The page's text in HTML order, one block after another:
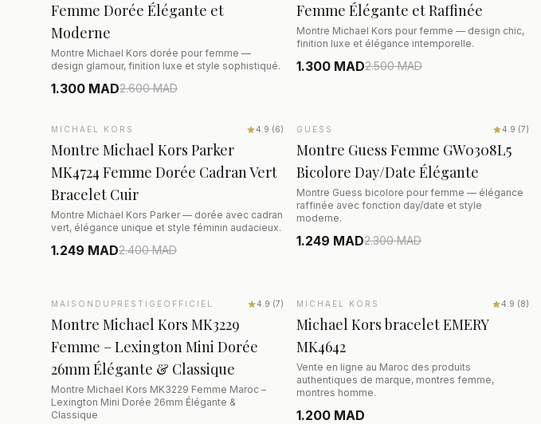
Femme Dorée Élégante et
Moderne
Montre Michael Kors dorée pour femme —
design glamour, finition luxe et style sophistiqué.
1.300 MAD2.600MAD
Femme Élégante et Raffinée
Montre Michael Kors pour femme — design chic,
finition luxe et élégance intemporelle.
1.300 MAD2.500MAD
SALE −48%AJOUTER AU PANIER
MICHAEL KORS 4.9 (6)
Montre Michael Kors Parker
MK4724 Femme Dorée Cadran Vert
Bracelet Cuir
Montre Michael Kors Parker — dorée avec cadran
vert, élégance unique et style féminin audacieux.
1.249 MAD2.400MAD
SALE
GUESS 4.9 (7)
Montre Guess Femme GW0308L5
Bicolore Day/Date Élégante
Montre Guess bicolore pour femme — élégance
raffinée avec fonction day/date et style
moderne.
1.249 MAD2.300MAD
SALE−44%AJOUTER AU PANIER
MAISONDUPRESTIGEOFFICIEL 4.9 (7)
Montre Michael Kors MK3229
Femme – Lexington Mini Dorée
26mm Élégante & Classique
Montre Michael Kors MK3229 Femme Maroc –
Lexington Mini Dorée 26mm Élégante &
Classique
AJOUTER AU PANIER
MICHAEL KORS 4.9 (8)
Michael Kors bracelet EMERY
MK4642
Vente en ligne au Maroc des produits
authentiques de marque, montres femme,
montres homme.
1.200 MAD